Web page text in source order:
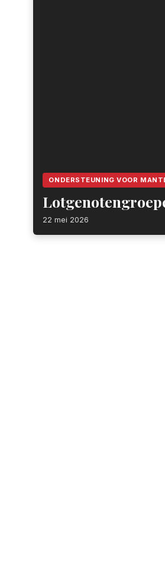
ONDERSTEUNING VOOR
22 mei 2026